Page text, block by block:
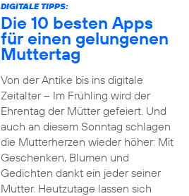
DIGITALE TIPPS:
Die 10 besten Apps
für einen gelungenen
Muttertag
Von der Antike bis ins digitale
Zeitalter – Im Frühling wird der
Ehrentag der Mütter gefeiert. Und
auch an diesem Sonntag schlagen
die Mutterherzen wieder höher: Mit
Geschenken, Blumen und
Gedichten dankt ein jeder seiner
Mutter. Heutzutage lassen sich